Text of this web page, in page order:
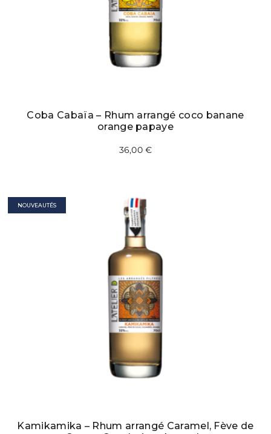
Coba Cabaïa – Rhum arrangé coco banane
orange papaye
36,00€
NOUVEAUTÉS
Kamikamika – Rhum arrangé Caramel, Fève de